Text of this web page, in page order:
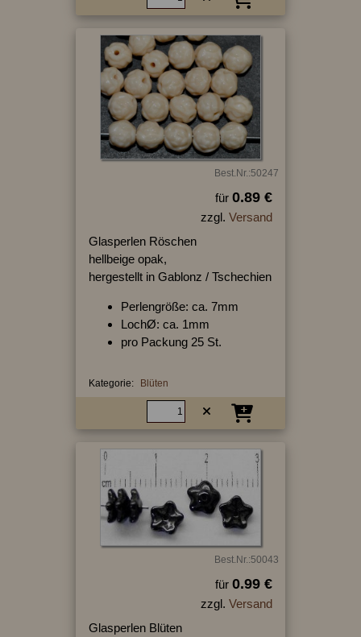
Best.Nr.:50247
für 0.89 €
zzgl. Versand
Glasperlen Röschen
hellbeige opak,
hergestellt in Gablonz / Tschechien
Perlengröße: ca. 7mm
LochØ: ca. 1mm
pro Packung 25 St.
Kategorie: Blüten
Best.Nr.:50043
für 0.99 €
zzgl. Versand
Glasperlen Blüten